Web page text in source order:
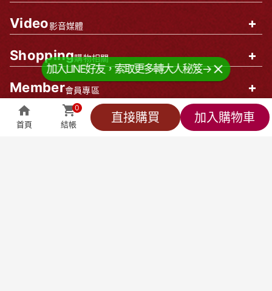
首頁 結帳
0
直接購買 加入購物車
加入LINE好友，索取更多轉大人秘笈→
Video影音媒體 +
Shopping購物相關 +
Member會員專區 +
企業資訊
全部商品 萬能客服 貼心小編 會員專區
0
結帳